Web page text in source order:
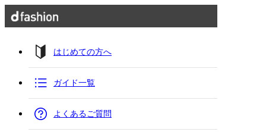
はじめての方へ
ガイド一覧
よくあるご質問